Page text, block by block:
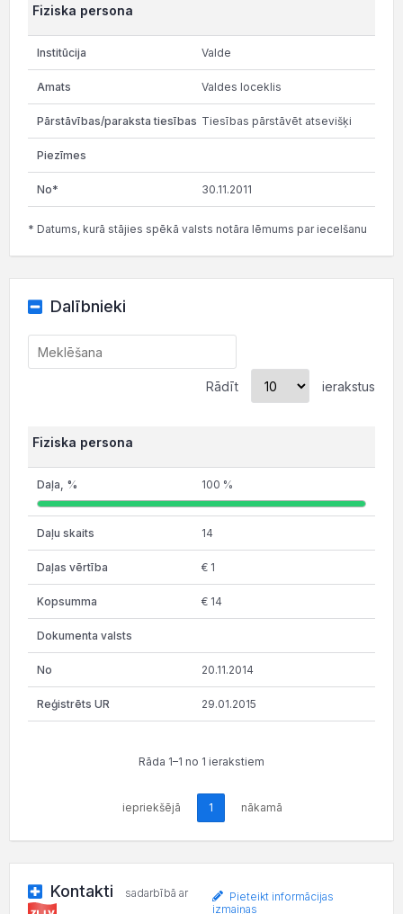
Fiziska persona
Valde
Valdes loceklis
Tiesības pārstāvēt atsevišķi
30.11.2011
* Datums, kurā stājies spēkā valsts notāra lēmums par iecelšanu
Dalībnieki
Rādīt ierakstus
Fiziska persona
100 %
14
€ 1
€ 14
20.11.2014
29.01.2015
Rāda 1–1 no 1 ierakstiem
iepriekšējā 1 nākamā
Kontakti sadarbībā ar
Pieteikt informācijas
izmaiņas